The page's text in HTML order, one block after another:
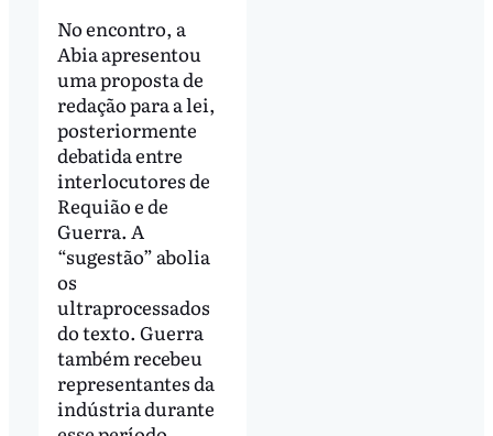
No encontro, a
Abia apresentou
uma proposta de
redação para a lei,
posteriormente
debatida entre
interlocutores de
Requião e de
Guerra. A
“sugestão” abolia
os
ultraprocessados
do texto. Guerra
também recebeu
representantes da
indústria durante